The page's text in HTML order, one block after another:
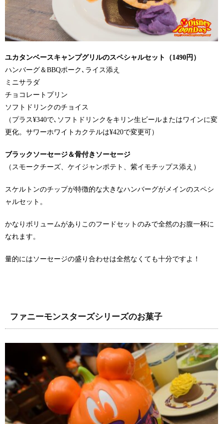
ユカタンベースキャンプグリルのスペシャルセット（1490円）
ハンバーグ＆BBQポーク､ライス添え
ミニサラダ
チョコレートプリン
ソフトドリンクのチョイス
（プラス¥340で､ソフトドリンクをキリン生ビールまたはワインに変
更化。サワーホワイトカクテルは¥420で変更可）
ブラックソーセージ＆骨付きソーセージ
（スモークチーズ、ケイジャンポテト、紫イモチップス添え）
スケルトンのチップが特徴的な大きなハンバーグがメインのスペシ
ャルセット。
かなりボリュームがありこのフードセットのみで全然のお腹一杯に
なれます。
量的にはソーセージの盛り合わせは全然なくても十分ですよ！
ファニーモンスターズシリーズのお菓子